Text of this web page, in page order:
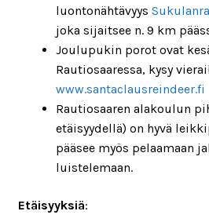
luontonähtävyys
joka sijaitsee n. 9 km
Joulupukin porot ovat
Rautiosaaressa, kysy
www.santaclausreindeer.fi
Rautiosaaren alakoulun
etäisyydellä) on hyvä
pääsee myös pelaamaan
luistelemaan.
Etäisyyksiä: